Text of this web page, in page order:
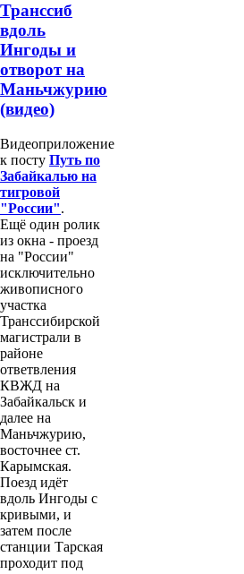
Транссиб
вдоль
Ингоды и
отворот на
Маньчжурию
(видео)
Видеоприложение
к посту Путь по
Забайкалью на
тигровой
"России".
Ещё один ролик
из окна - проезд
на "России"
исключительно
живописного
участка
Транссибирской
магистрали в
районе
ответвления
КВЖД на
Забайкальск и
далее на
Маньчжурию,
восточнее ст.
Карымская.
Поезд идёт
вдоль Ингоды с
кривыми, и
затем после
станции Тарская
проходит под